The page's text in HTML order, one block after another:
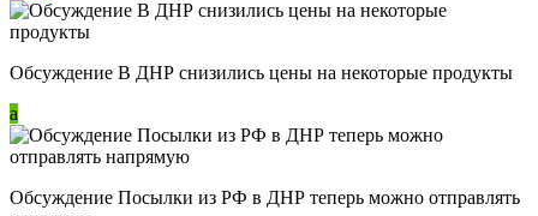
Обсуждение В ДНР снизились цены на некоторые продукты
a
Обсуждение Посылки из РФ в ДНР теперь можно отправлять